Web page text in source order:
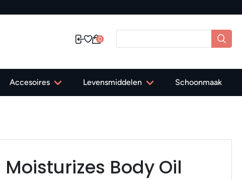
0
Accesoires Levensmiddelen Schoonmaak
Body Oil